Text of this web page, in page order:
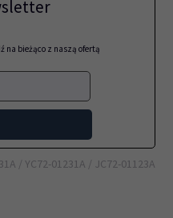
/ YC72-01231A / JC72-01123A
na bieżąco z naszą ofertą